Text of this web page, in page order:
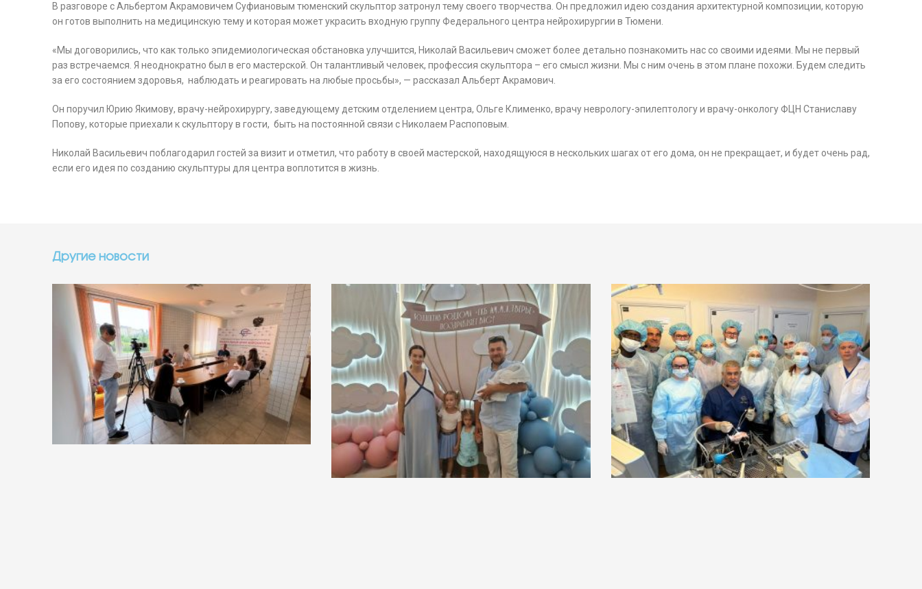
В разговоре с Альбертом Акрамовичем Суфиановым тюменский скульптор затронул тему своего творчества. Он предложил идею создания архитектурной композиции, которую
он готов выполнить на медицинскую тему и которая может украсить входную группу Федерального центра нейрохирургии в Тюмени.
«Мы договорились, что как только эпидемиологическая обстановка улучшится, Николай Васильевич сможет более детально познакомить нас со своими идеями. Мы не первый
раз встречаемся. Я неоднократно был в его мастерской. Он талантливый человек, профессия скульптора – его смысл жизни. Мы с ним очень в этом плане похожи. Будем следить
за его состоянием здоровья, наблюдать и реагировать на любые просьбы», — рассказал Альберт Акрамович.
Он поручил Юрию Якимову, врачу-нейрохирургу, заведующему детским отделением центра, Ольге Клименко, врачу неврологу-эпилептологу и врачу-онкологу ФЦН Станиславу
Попову, которые приехали к скульптору в гости, быть на постоянной связи с Николаем Распоповым.
Николай Васильевич поблагодарил гостей за визит и отметил, что работу в своей мастерской, находящуюся в нескольких шагах от его дома, он не прекращает, и будет очень рад,
если его идея по созданию скульптуры для центра воплотится в жизнь.
Другие новости